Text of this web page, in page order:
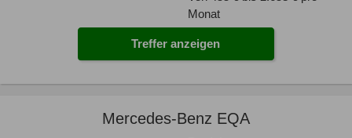
Monat
Treffer anzeigen
Mercedes-Benz EQA